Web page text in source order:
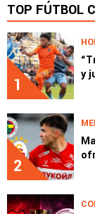
TOP FÚTBOL
1
y
2